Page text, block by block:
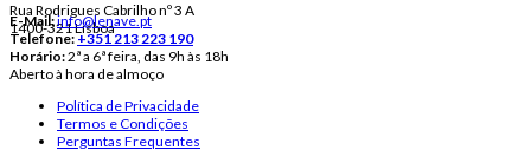
Rua Rodrigues Cabrilho nº 3 A
1400-321 Lisboa
E-Mail:info@lenave.pt
Telefone:+351 213 223 190
Horário:2ª a 6ª feira, das 9h às 18h
Aberto à hora de almoço
Política de Privacidade
Termos e Condições
Perguntas Frequentes